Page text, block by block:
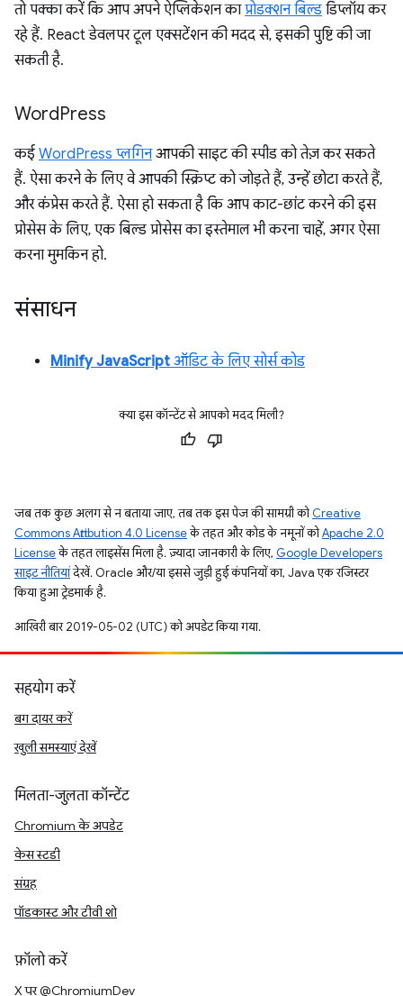
तो पक्का करें कि आप अपने ऐप्लिकेशन काप्रोडक्शन बिल्ड डिप्लॉय कर
रहे हैं. React डेवलपर टूल एक्सटेंशन की मदद से, इसकी पुष्टि की जा
सकती है.
WordPress
कई WordPress प्लगिनआपकी साइट की स्पीड को तेज़ कर सकते
हैं. ऐसा करने के लिए वे आपकी स्क्रिप्ट को जोड़ते हैं, उन्हें छोटा करते हैं,
और कंप्रेस करते हैं. ऐसा हो सकता है कि आप काट-छांट करने की इस
प्रोसेस के लिए, एक बिल्ड प्रोसेस का इस्तेमाल भी करना चाहें, अगर ऐसा
करना मुमकिन हो.
संसाधन
Minify JavaScript ऑडिट के लिए सोर्स कोड
क्या इस कॉन्टेंट से आपको मदद मिली?
जब तक कुछ अलग से न बताया जाए, तब तक इस पेज की सामग्री कोCreative
Commons Attribution 4.0 Licenseके तहत और कोड के नमूनों कोApache 2.0
Licenseके तहत लाइसेंस मिला है. ज़्यादा जानकारी के लिए, Google Developers
साइट नीतियांदेखें. Oracle और/या इससे जुड़ी हुई कंपनियों का, Java एक रजिस्टर
किया हुआ ट्रेडमार्क है.
आखिरी बार 2019-05-02 (UTC) को अपडेट किया गया.
सहयोग करें
बग दायर करें
खुली समस्याएं देखें
मिलता-जुलता कॉन्टेंट
Chromium के अपडेट
केस स्टडी
संग्रह
पॉडकास्ट और टीवी शो
फ़ॉलो करें
X पर @ChromiumDev